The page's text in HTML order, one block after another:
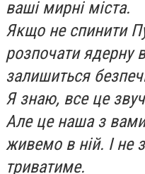
ваші мирні міста.
Якщо не спинити
розпочати ядерну
залишиться
Я знаю, все це
Але це наша з
живемо в ній. І не
триватиме.